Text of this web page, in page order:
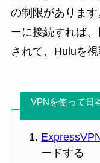
の制限がありま
ーに接続すれば
されて、Huluを
VPNを使って日
ードする